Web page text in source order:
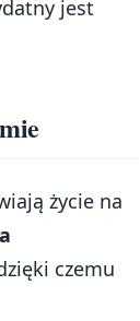
jest
życie na
czemu